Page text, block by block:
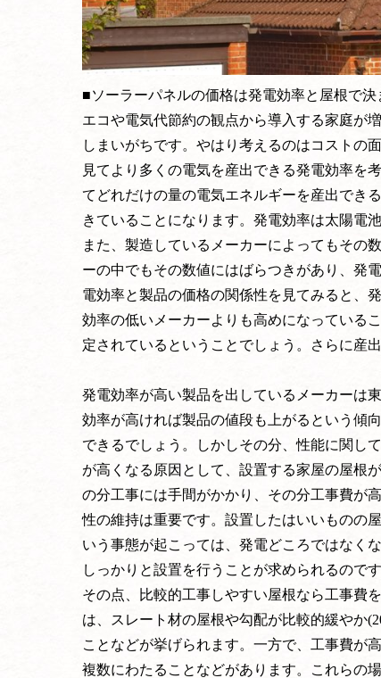
■ソーラーパネルの価格は発電効率と屋根で決
エコや電気代節約の観点から導入する家庭が
しまいがちです。やはり考えるのはコストの
見てより多くの電気を産出できる発電効率を
てどれだけの量の電気エネルギーを産出でき
きていることになります。発電効率は太陽電
また、製造しているメーカーによってもその
ーの中でもその数値にはばらつきがあり、発
電効率と製品の価格の関係性を見てみると、
効率の低いメーカーよりも高めになっている
定されているということでしょう。さらに産
発電効率が高い製品を出しているメーカーは
効率が高ければ製品の値段も上がるという傾
できるでしょう。しかしその分、性能に関し
が高くなる原因として、設置する家屋の屋根
の分工事には手間がかかり、その分工事費が
性の維持は重要です。設置したはいいものの
いう事態が起こっては、発電どころではなく
しっかりと設置を行うことが求められるのです
その点、比較的工事しやすい屋根なら工事費
は、スレート材の屋根や勾配が比較的緩やか
ことなどが挙げられます。一方で、工事費が
複数にわたることなどがあります。これらの